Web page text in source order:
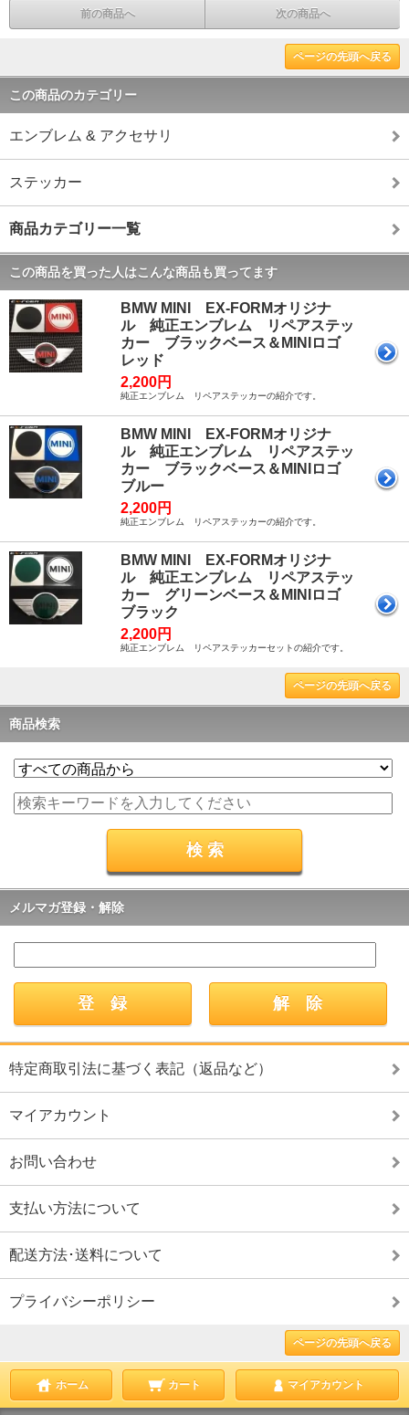
前の商品へ 次の商品へ
ページの先頭へ戻る
この商品のカテゴリー
エンブレム & アクセサリ
ステッカー
商品カテゴリー一覧
この商品を買った人はこんな商品も買ってます
BMW MINI EX-FORMオリジナ
ル 純正エンブレム リペアステッ
カー ブラックベース＆MINIロゴ
レッド
2,200円
純正エンブレム リペアステッカーの紹介です。
BMW MINI EX-FORMオリジナ
ル 純正エンブレム リペアステッ
カー ブラックベース＆MINIロゴ
ブルー
2,200円
純正エンブレム リペアステッカーの紹介です。
BMW MINI EX-FORMオリジナ
ル 純正エンブレム リペアステッ
カー グリーンベース＆MINIロゴ
ブラック
2,200円
純正エンブレム リペアステッカーセットの紹介です。
ページの先頭へ戻る
商品検索
メルマガ登録・解除
特定商取引法に基づく表記（返品など）
マイアカウント
お問い合わせ
支払い方法について
配送方法･送料について
プライバシーポリシー
ページの先頭へ戻る
ホーム カート マイアカウント